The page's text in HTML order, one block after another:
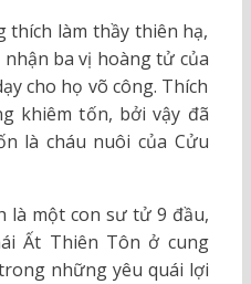
thích làm thầy thiên hạ,
ba vị hoàng tử của
cho họ võ công. Thích
khiêm tốn, bởi vậy đã
là cháu nuôi của Cửu
là một con sư tử 9 đầu,
Ất Thiên Tôn ở cung
những yêu quái lợi